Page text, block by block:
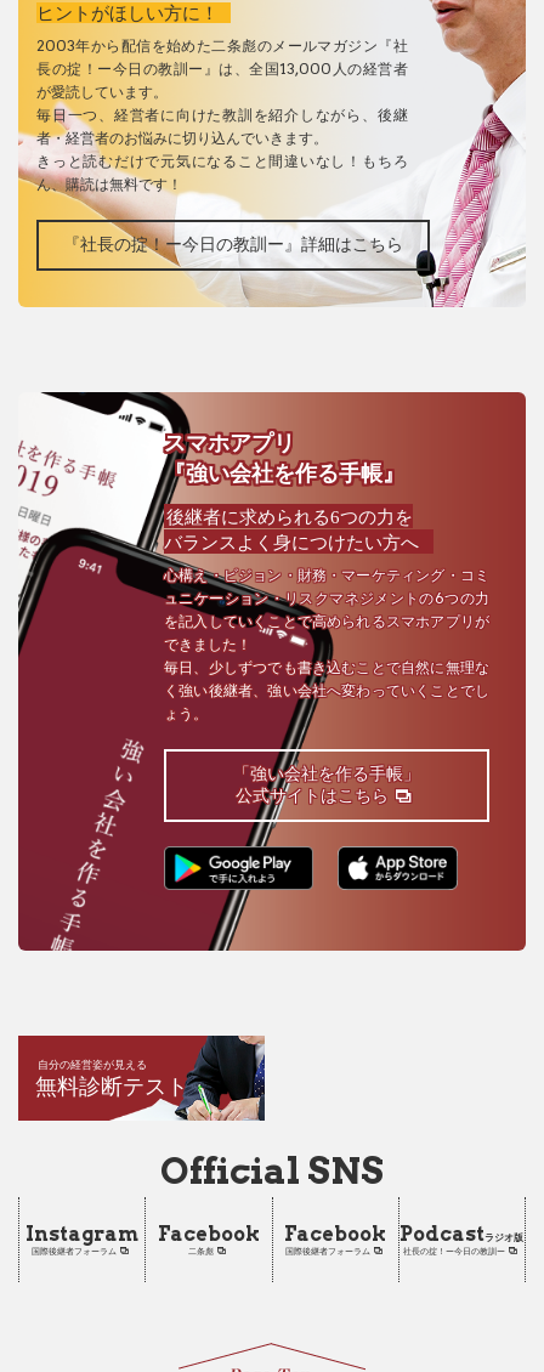
ヒントがほしい方に！
2003年から配信を始めた二条彪のメールマガジン『社
長の掟！ー今日の教訓ー』は、全国13,000人の経営者
が愛読しています。
毎日一つ、経営者に向けた教訓を紹介しながら、後継
者・経営者のお悩みに切り込んでいきます。
きっと読むだけで元気になること間違いなし！もちろ
ん、購読は無料です！
『社長の掟！ー今日の教訓ー』詳細はこちら
スマホアプリ
『強い会社を作る手帳』
後継者に求められる6つの力を
バランスよく身につけたい方へ
心構え・ビジョン・財務・マーケティング・コミ
ュニケーション・リスクマネジメントの6つの力
を記入していくことで高められるスマホアプリが
できました！
毎日、少しずつでも書き込むことで自然に無理な
く強い後継者、強い会社へ変わっていくことでし
ょう。
「強い会社を作る手帳」
公式サイトはこちら
自分の経営姿が見える
無料診断テスト
Official SNS
Instagram
国際後継者フォーラム
Facebook
二条彪
Facebook
国際後継者フォーラム
Podcastラジオ版
社長の掟！ー今日の教訓ー